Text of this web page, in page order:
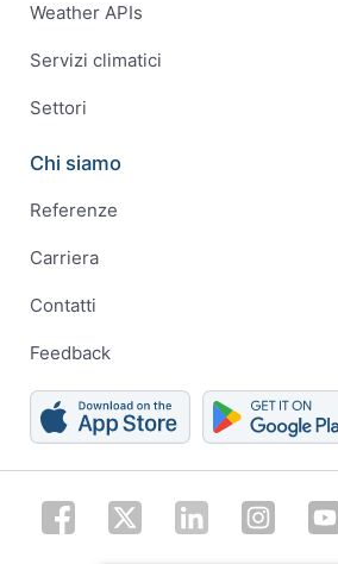
Weather APIs
Servizi climatici
Settori
Chi siamo
Referenze
Carriera
Contatti
Feedback